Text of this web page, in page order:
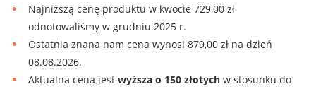
Najniższą cenę produktu w kwocie 729,00 zł
odnotowaliśmy w grudniu 2025 r.
Ostatnia znana nam cena wynosi 879,00 zł na dzień
08.08.2026.
Aktualna cena jest wyższa o 150 złotych w stosunku do